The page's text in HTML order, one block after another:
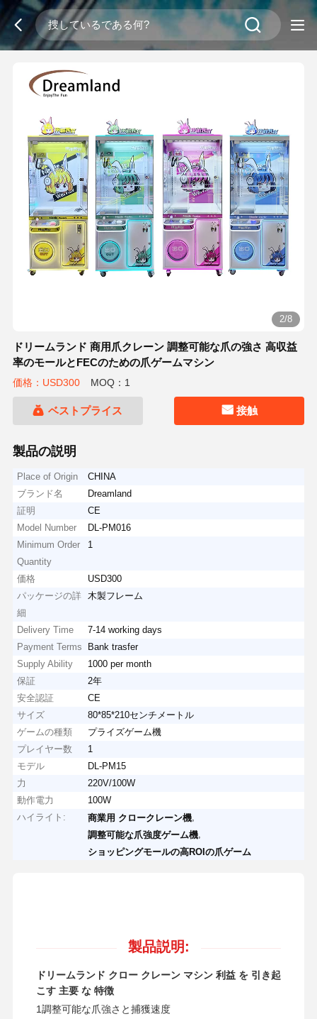
2/8
ドリームランド 商用爪クレーン 調整可能な爪の強さ 高収益
率のモールとFECのための爪ゲームマシン
価格：USD300 MOQ：1
ベストプライス 接触
製品の説明
Place of Origin
CHINA
ブランド名
Dreamland
証明
CE
Model Number
DL-PM016
Minimum Order
Quantity
1
価格
USD300
パッケージの詳
細
木製フレーム
Delivery Time
7-14 working days
Payment Terms
Bank trasfer
Supply Ability
1000 per month
保証
2年
安全認証
CE
サイズ
80*85*210センチメートル
ゲームの種類
プライズゲーム機
プレイヤー数
1
モデル
DL-PM15
力
220V/100W
動作電力
100W
ハイライト:
商業用 クロークレーン機
調整可能な爪強度ゲーム機
ショッピングモールの高ROIの爪ゲーム
製品説明:
ドリームランド クロー クレーン マシン 利益 を 引き起
こす 主要 な 特徴
1調整可能な爪強さと捕獲速度